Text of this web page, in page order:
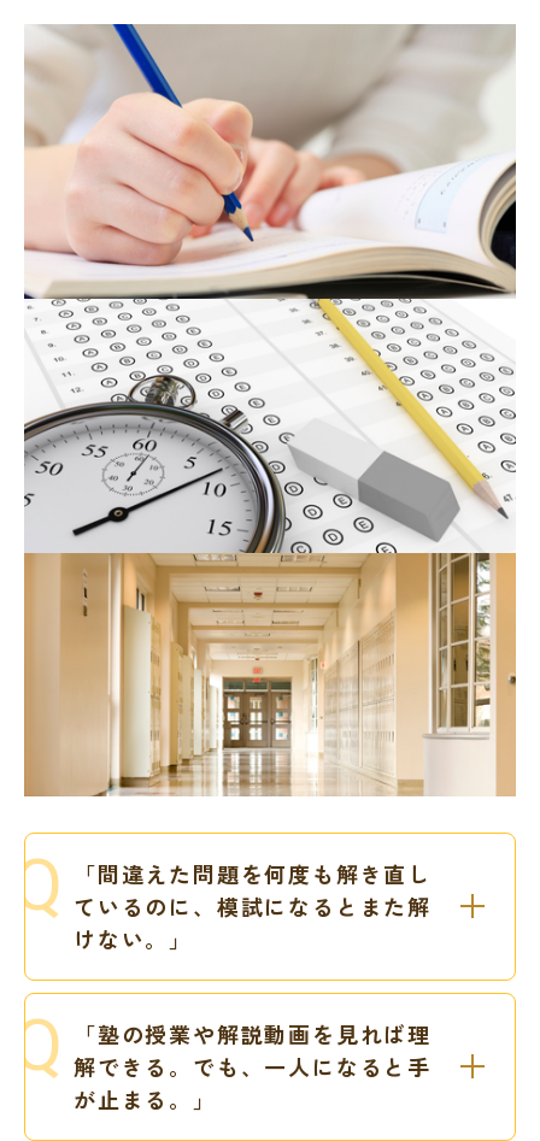
名門会note「プロが明かす合格のヒン
資料請求・お問い合わせ
企業・メディアの方はこちら
「間違えた問題を何度も解き直し
ているのに、模試になるとまた解
けない。」
「塾の授業や解説動画を見れば理
解できる。でも、一人になると手
が止まる。」